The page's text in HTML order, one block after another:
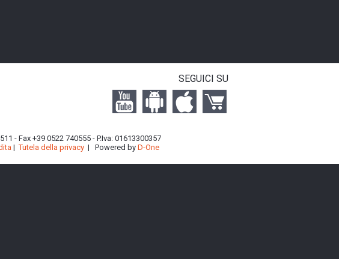
SEGUICI SU
- Fax +39 0522 740555 - P.Iva: 01613300357
|Tutela della privacy | Powered by D-One